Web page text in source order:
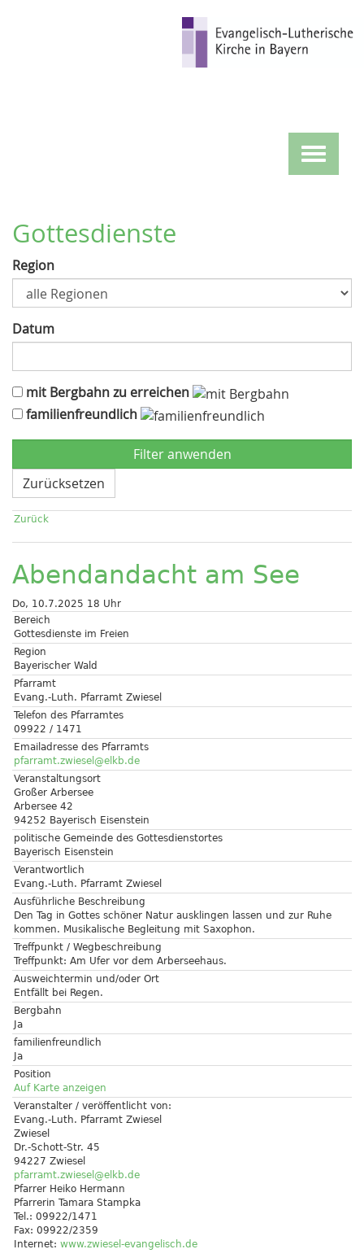
zum
Inhalt
Toggle
Gottesdienste
Region
Datum
mit Bergbahn zu erreichen
familienfreundlich
Zurücksetzen
Zurück
Abendandacht am See
Do, 10.7.2025 18 Uhr
Bereich
Gottesdienste im Freien
Region
Bayerischer Wald
Pfarramt
Evang.-Luth. Pfarramt Zwiesel
Telefon des Pfarramtes
09922 / 1471
Emailadresse des Pfarramts
pfarramt.zwiesel@elkb.de
Veranstaltungsort
Großer Arbersee
Arbersee 42
94252 Bayerisch Eisenstein
politische Gemeinde des Gottesdienstortes
Bayerisch Eisenstein
Verantwortlich
Evang.-Luth. Pfarramt Zwiesel
Ausführliche Beschreibung
Den Tag in Gottes schöner Natur ausklingen lassen und zur Ruhe
kommen. Musikalische Begleitung mit Saxophon.
Treffpunkt / Wegbeschreibung
Treffpunkt: Am Ufer vor dem Arberseehaus.
Ausweichtermin und/oder Ort
Entfällt bei Regen.
Bergbahn
Ja
familienfreundlich
Ja
Position
Auf Karte anzeigen
Veranstalter / veröffentlicht von:
Evang.-Luth. Pfarramt Zwiesel
Zwiesel
Dr.-Schott-Str. 45
94227 Zwiesel
pfarramt.zwiesel@elkb.de
Pfarrer Heiko Hermann
Pfarrerin Tamara Stampka
Tel.: 09922/1471
Fax: 09922/2359
Internet: www.zwiesel-evangelisch.de